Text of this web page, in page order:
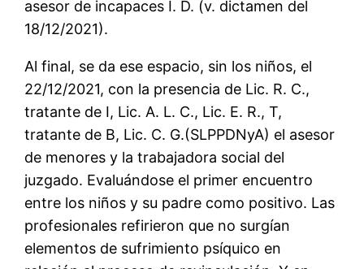
asesor de incapaces I. D. (v. dictamen del
18/12/2021).
Al final, se da ese espacio, sin los niños, el
22/12/2021, con la presencia de Lic. R. C.,
tratante de I, Lic. A. L. C., Lic. E. R., T,
tratante de B, Lic. C. G.(SLPPDNyA) el asesor
de menores y la trabajadora social del
juzgado. Evaluándose el primer encuentro
entre los niños y su padre como positivo. Las
profesionales refirieron que no surgían
elementos de sufrimiento psíquico en